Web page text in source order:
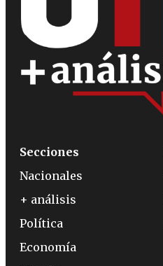
Secciones
Nacionales
+ análisis
Política
Economía